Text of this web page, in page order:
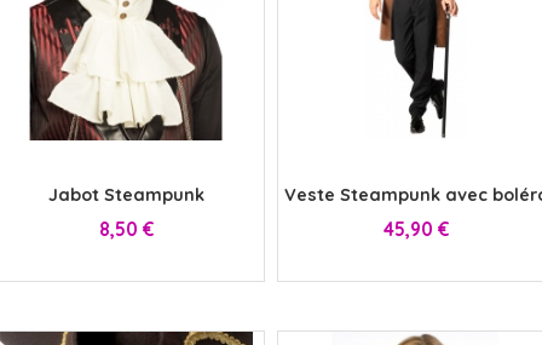
Jabot Steampunk
Prix
8,50 €
Veste Steampunk avec
Prix
45,90 €